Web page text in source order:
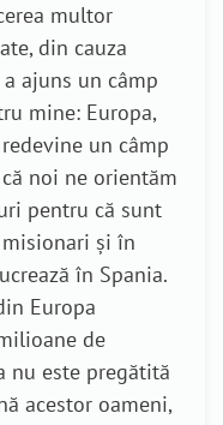
multor
din cauza
ajuns un câmp
mine: Europa,
un câmp
noi ne orientăm
pentru că sunt
și în
în Spania.
Europa
de
nu este pregătită
acestor oameni,